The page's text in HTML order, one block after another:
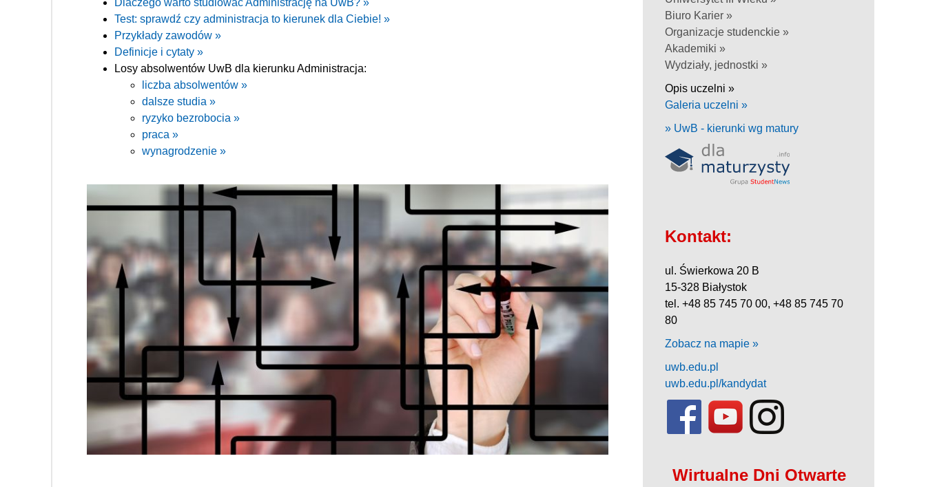
Test: sprawdź czy administracja to kierunek dla Ciebie! »
Przykłady zawodów »
Definicje i cytaty »
Losy absolwentów UwB dla kierunku Administracja:
liczba absolwentów »
dalsze studia »
ryzyko bezrobocia »
praca »
wynagrodzenie »
Biuro Karier »
Organizacje studenckie »
Akademiki »
Wydziały, jednostki »
Opis uczelni »
Galeria uczelni »
» UwB - kierunki wg matury
Kontakt:
ul. Świerkowa 20 B
15-328 Białystok
tel. +48 85 745 70 00, +48 85 745 70
80
Zobacz na mapie »
uwb.edu.pl
uwb.edu.pl/kandydat
Wirtualne Dni Otwarte